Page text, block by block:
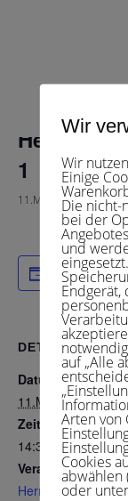
Diese Veranstaltung
Herren 40
1
11.Mai 2025 , 14:30-
Zum
DETAILS
Datum:
11.Mai 2025
Zeit:
14:30 - 19:00
Herren 40 3
Wir
Wir
Einige
Die nicht-
bei der
und
Endgerät,
auf „Alle
Arten von
Cookies
abwählen
oder